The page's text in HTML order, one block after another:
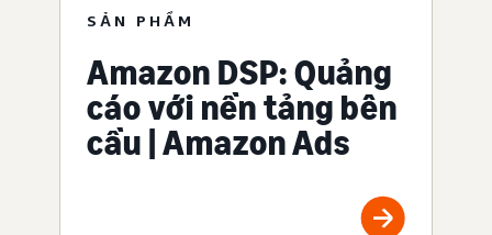
SẢN PHẨM
Amazon DSP: Quảng
cáo với nền tảng bên
cầu | Amazon Ads